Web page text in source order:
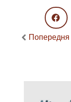
Попередня